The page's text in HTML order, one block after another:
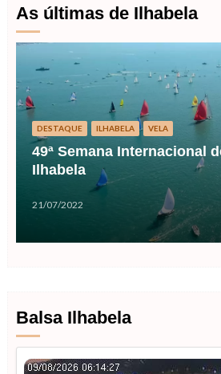
As últimas de Ilhabela
DESTAQUE ILHABELA VELA
49ª Semana Internacional
Ilhabela
21/07/2022
Balsa Ilhabela